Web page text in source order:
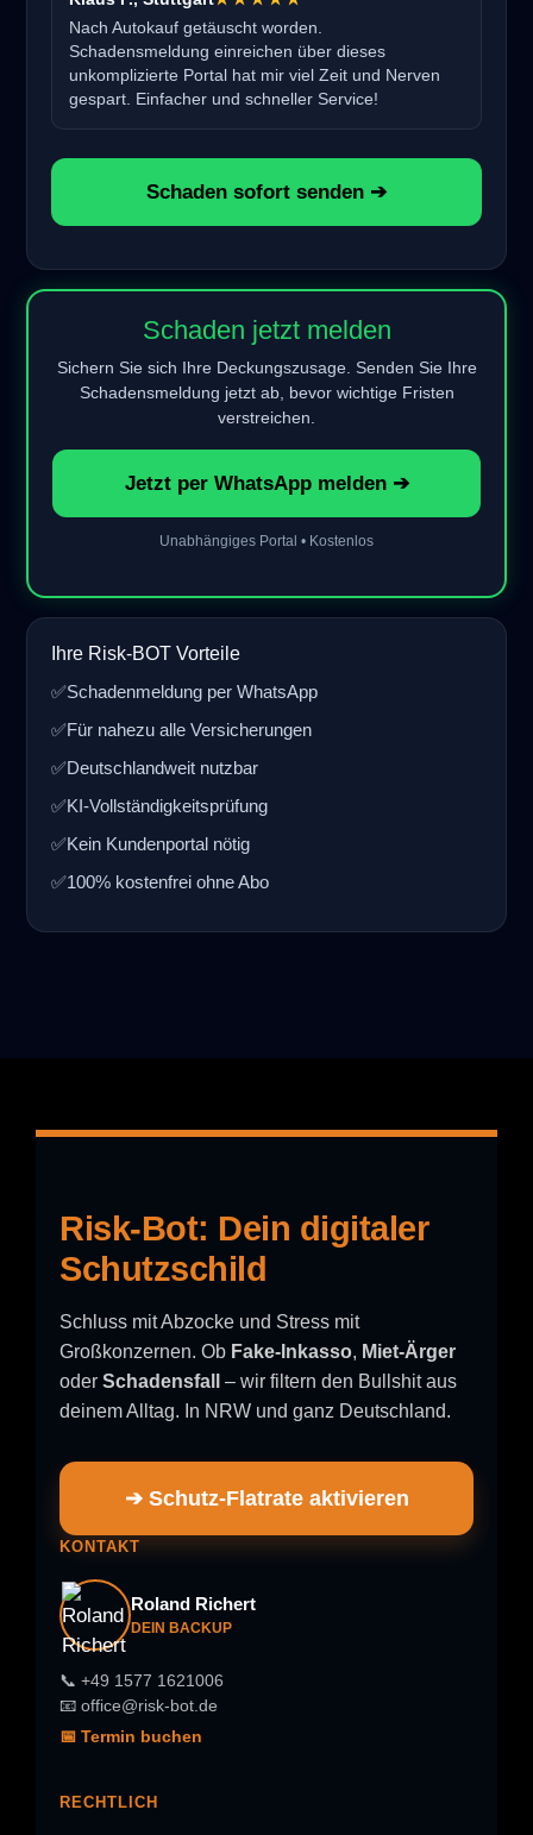
Nach Autokauf getäuscht worden.
Schadensmeldung einreichen über dieses
unkomplizierte Portal hat mir viel Zeit und Nerven
gespart. Einfacher und schneller Service!
Schaden sofort senden ➔
Schaden jetzt melden
Sichern Sie sich Ihre Deckungszusage. Senden Sie Ihre
Schadensmeldung jetzt ab, bevor wichtige Fristen
verstreichen.
Jetzt per WhatsApp melden ➔
Unabhängiges Portal • Kostenlos
Ihre Risk-BOT Vorteile
✅Schadenmeldung per WhatsApp
✅Für nahezu alle Versicherungen
✅Deutschlandweit nutzbar
✅KI-Vollständigkeitsprüfung
✅Kein Kundenportal nötig
✅100% kostenfrei ohne Abo
Risk-Bot: Dein digitaler
Schutzschild
Schluss mit Abzocke und Stress mit
Großkonzernen. Ob Fake-Inkasso, Miet-Ärger
oder Schadensfall
– wir filtern den Bullshit aus
deinem Alltag. In NRW und ganz Deutschland.
➔ Schutz-Flatrate aktivieren
KONTAKT
Roland Richert
DEIN BACKUP
📞 +49 1577 1621006
📧 office@risk-bot.de
📅 Termin buchen
RECHTLICH